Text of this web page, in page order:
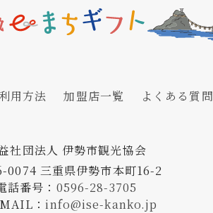
用方法 加盟店一覧 よくある質問
社団法人 伊勢市観光協会
0074 三重県伊勢市本町16-2
話番号： 0596-28-3705
： info@ise-kanko.jp